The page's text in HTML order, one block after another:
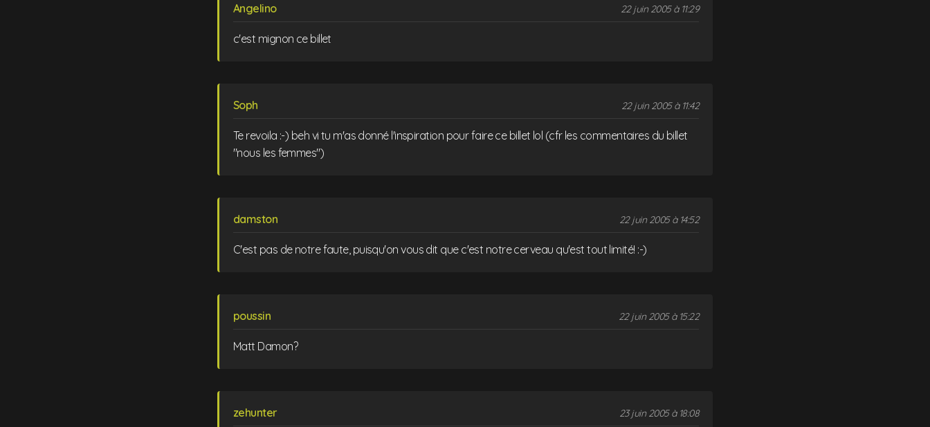
Angelino 22 juin 2005 à 11:29
c'est mignon ce billet
Soph 22 juin 2005 à 11:42
Te revoila :-) beh vi tu m'as donné l'inspiration pour faire ce billet lol (cfr les commentaires du billet
"nous les femmes")
damston 22 juin 2005 à 14:52
C'est pas de notre faute, puisqu'on vous dit que c'est notre cerveau qu'est tout limité! :-)
poussin 22 juin 2005 à 15:22
Matt Damon?
zehunter 23 juin 2005 à 18:08